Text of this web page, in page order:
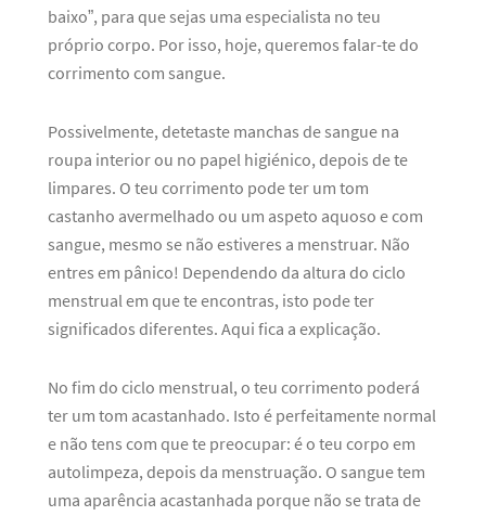
baixo”, para que sejas uma especialista no teu
próprio corpo. Por isso, hoje, queremos falar-te do
corrimento com sangue.
Possivelmente, detetaste manchas de sangue na
roupa interior ou no papel higiénico, depois de te
limpares. O teu corrimento pode ter um tom
castanho avermelhado ou um aspeto aquoso e com
sangue, mesmo se não estiveres a menstruar. Não
entres em pânico! Dependendo da altura do ciclo
menstrual em que te encontras, isto pode ter
significados diferentes. Aqui fica a explicação.
No fim do ciclo menstrual, o teu corrimento poderá
ter um tom acastanhado. Isto é perfeitamente normal
e não tens com que te preocupar: é o teu corpo em
autolimpeza, depois da menstruação. O sangue tem
uma aparência acastanhada porque não se trata de